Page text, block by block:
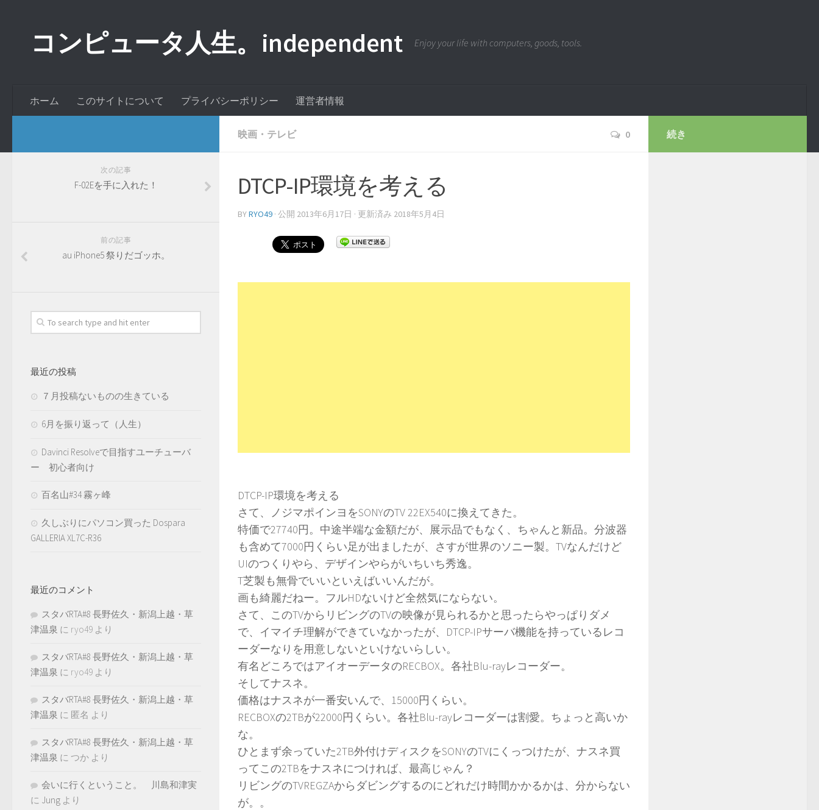
コンピュータ人生。independent Enjoy your life with computers, goods, tools.
ホーム このサイトについて プライバシーポリシー 運営者情報
映画・テレビ 0
DTCP-IP環境を考える
BYRYO49 · 公開 2013年6月17日 · 更新済み 2018年5月4日
DTCP-IP環境を考える
さて、ノジマポインヨをSONYのTV 22EX540に換えてきた。
特価で27740円。中途半端な金額だが、展示品でもなく、ちゃんと新品。分波器
も含めて7000円くらい足が出ましたが、さすが世界のソニー製。TVなんだけど
UIのつくりやら、デザインやらがいちいち秀逸。
T芝製も無骨でいいといえばいいんだが。
画も綺麗だねー。フルHDないけど全然気にならない。
さて、このTVからリビングのTVの映像が見られるかと思ったらやっぱりダメ
で、イマイチ理解ができていなかったが、DTCP-IPサーバ機能を持っているレコ
ーダーなりを用意しないといけないらしい。
有名どころではアイオーデータのRECBOX。各社Blu-rayレコーダー。
そしてナスネ。
価格はナスネが一番安いんで、15000円くらい。
RECBOXの2TBが22000円くらい。各社Blu-rayレコーダーは割愛。ちょっと高いか
な。
ひとまず余っていた2TB外付けディスクをSONYのTVにくっつけたが、ナスネ買
ってこの2TBをナスネにつければ、最高じゃん？
リビングのTVREGZAからダビングするのにどれだけ時間かかるかは、分からない
が。。
次の記事
F-02Eを手に入れた！
前の記事
au iPhone5 祭りだゴッホ。
最近の投稿
７月投稿ないものの生きている
6月を振り返って（人生）
Davinci Resolveで目指すユーチューバ
ー 初心者向け
百名山#34 霧ヶ峰
久しぶりにパソコン買った Dospara
GALLERIA XL7C-R36
最近のコメント
スタバRTA#8 長野佐久・新潟上越・草
津温泉 に ryo49 より
スタバRTA#8 長野佐久・新潟上越・草
津温泉 に ryo49 より
スタバRTA#8 長野佐久・新潟上越・草
津温泉 に 匿名 より
スタバRTA#8 長野佐久・新潟上越・草
津温泉 に つか より
会いに行くということ。 川島和津実
に Jung より
続き